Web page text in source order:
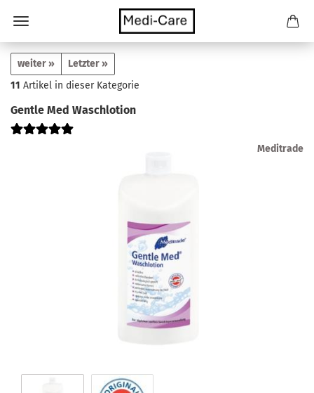
weiter »
Letzter »
11 Artikel in dieser Kategorie
Gentle Med Waschlotion
Meditrade